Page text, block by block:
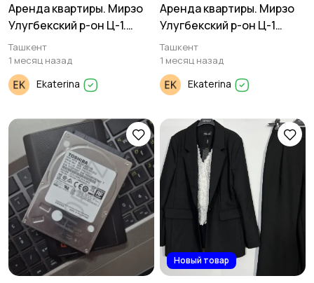
Аренда квартиры. Мирзо
Улугбекский р-он Ц-1.
2/1/5. 76м²
Ташкент
1 месяц назад
Ekaterina
Аренда квартиры. Мирзо
Улугбекский р-он Ц-1
2/4/4 53м²
Ташкент
1 месяц назад
Ekaterina
Новый товар